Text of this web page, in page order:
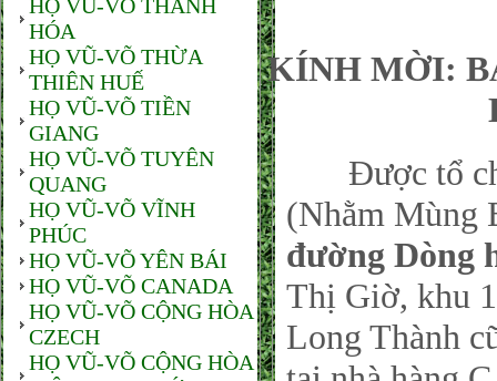
HỌ VŨ-VÕ THANH
HÓA
HỌ VŨ-VÕ THỪA
THIÊN HUẾ
HỌ VŨ-VÕ TIỀN
GIANG
HỌ VŨ-VÕ TUYÊN
QUANG
HỌ VŨ-VÕ VĨNH
PHÚC
HỌ VŨ-VÕ YÊN BÁI
HỌ VŨ-VÕ CANADA
HỌ VŨ-VÕ CỘNG HÒA
CZECH
HỌ VŨ-VÕ CỘNG HÒA
KÍNH MỜI:
Được tổ
(Nhằm Mùng
đường Dòng
Thị Giờ, khu
Long Thành